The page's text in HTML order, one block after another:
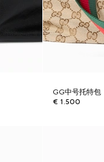
GG中号托特包
€ 1.500